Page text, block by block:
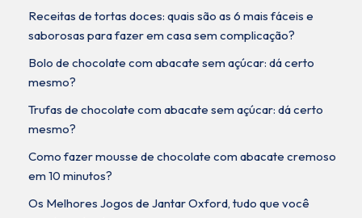
Receitas de tortas doces: quais são as 6 mais fáceis e
saborosas para fazer em casa sem complicação?
Bolo de chocolate com abacate sem açúcar: dá certo
mesmo?
Trufas de chocolate com abacate sem açúcar: dá certo
mesmo?
Como fazer mousse de chocolate com abacate cremoso
em 10 minutos?
Os Melhores Jogos de Jantar Oxford, tudo que você